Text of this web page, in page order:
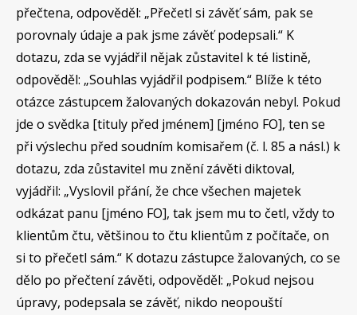
přečtena, odpověděl: „Přečetl si závěť sám, pak se
porovnaly údaje a pak jsme závěť podepsali.“ K
dotazu, zda se vyjádřil nějak zůstavitel k té listině,
odpověděl: „Souhlas vyjádřil podpisem.“ Blíže k této
otázce zástupcem žalovaných dokazován nebyl. Pokud
jde o svědka [tituly před jménem] [jméno FO], ten se
při výslechu před soudním komisařem (č. l. 85 a násl.) k
dotazu, zda zůstavitel mu znění závěti diktoval,
vyjádřil: „Vyslovil přání, že chce všechen majetek
odkázat panu [jméno FO], tak jsem mu to četl, vždy to
klientům čtu, většinou to čtu klientům z počítače, on
si to přečetl sám.“ K dotazu zástupce žalovaných, co se
dělo po přečtení závěti, odpověděl: „Pokud nejsou
úpravy, podepsala se závěť, nikdo neopouští